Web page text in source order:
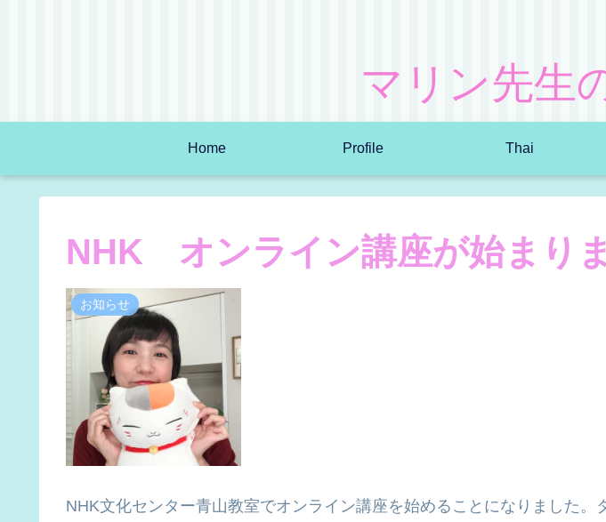
マリン先生
Home Profile Thai
NHK オンライン講座が始まり
お知らせ
NHK文化センター青山教室でオンライン講座を始めることになりました。